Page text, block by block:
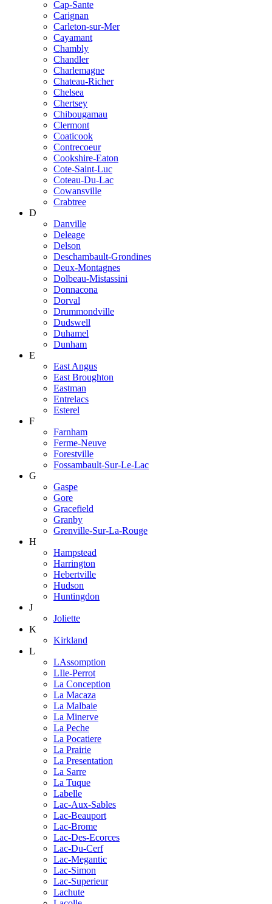
Cap-Sante
Carignan
Carleton-sur-Mer
Cayamant
Chambly
Chandler
Charlemagne
Chateau-Richer
Chelsea
Chertsey
Chibougamau
Clermont
Coaticook
Contrecoeur
Cookshire-Eaton
Cote-Saint-Luc
Coteau-Du-Lac
Cowansville
Crabtree
D
Danville
Deleage
Delson
Deschambault-Grondines
Deux-Montagnes
Dolbeau-Mistassini
Donnacona
Dorval
Drummondville
Dudswell
Duhamel
Dunham
E
East Angus
East Broughton
Eastman
Entrelacs
Esterel
F
Farnham
Ferme-Neuve
Forestville
Fossambault-Sur-Le-Lac
G
Gaspe
Gore
Gracefield
Granby
Grenville-Sur-La-Rouge
H
Hampstead
Harrington
Hebertville
Hudson
Huntingdon
J
Joliette
K
Kirkland
L
LAssomption
LIle-Perrot
La Conception
La Macaza
La Malbaie
La Minerve
La Peche
La Pocatiere
La Prairie
La Presentation
La Sarre
La Tuque
Labelle
Lac-Aux-Sables
Lac-Beauport
Lac-Brome
Lac-Des-Ecorces
Lac-Du-Cerf
Lac-Megantic
Lac-Simon
Lac-Superieur
Lachute